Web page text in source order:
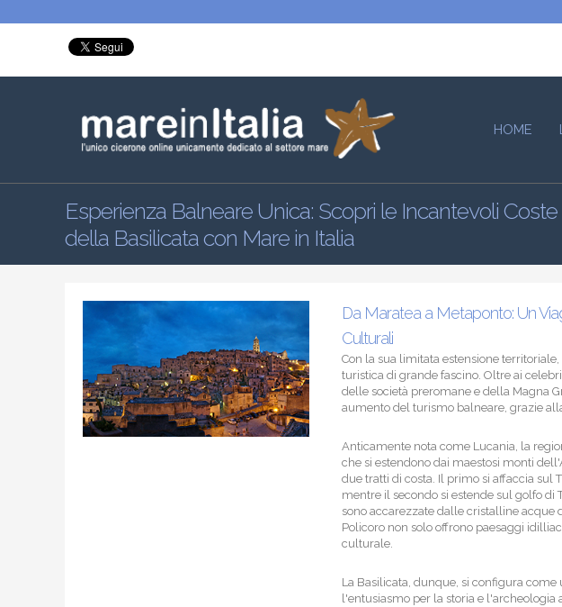
HOME
Esperienza Balneare Unica: Scopri le Incantevoli Coste
della Basilicata con Mare in Italia
Da Maratea a Metaponto: Un
Culturali
Con la sua limitata estensione
turistica di grande fascino. Oltre ai
delle società preromane e della Magna
aumento del turismo balneare, grazie
Anticamente nota come Lucania, la
che si estendono dai maestosi monti
due tratti di costa. Il primo si affaccia sul
mentre il secondo si estende sul golfo di
sono accarezzate dalle cristalline acque
Policoro non solo offrono paesaggi
culturale.
La Basilicata, dunque, si configura
l'entusiasmo per la storia e